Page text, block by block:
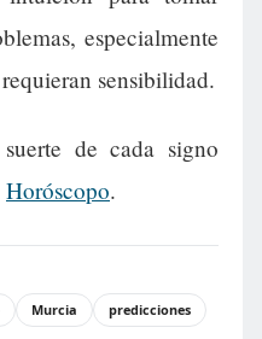
especialmente
sensibilidad.
de cada signo
Horóscopo.
Murcia
predicciones